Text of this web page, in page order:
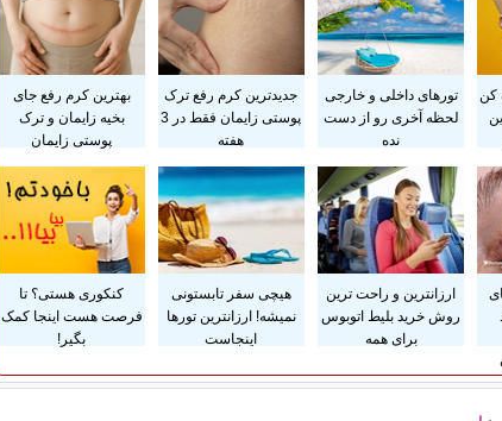
کن
تورهای داخلی و خارجی
لحظه آخری رو از دست
نده
جدیدترین کرم رفع ترک
پوستی زایمان فقط در 3
هفته
بهترین کرم رفع جای
بخیه زایمان و ترک
پوستی زایمان
ارزانترین و راحت ترین
روش خرید بلیط اتوبوس
برای همه
هیچی سفر تابستونی
نمیشه! ارزانترین تورها
اینجاست
کنکوری هستی؟ تا
فرصت هست اینجا کمک
بگیر!